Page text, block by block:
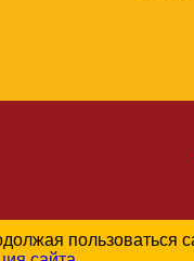
пользоваться